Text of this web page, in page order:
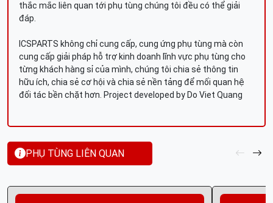
thắc mắc liên quan tới phụ tùng chúng tôi đều có thể giải
đáp.
ICSPARTS không chỉ cung cấp, cung ứng phụ tùng mà còn
cung cấp giải pháp hỗ trợ kinh doanh lĩnh vực phụ tùng cho
từng khách hàng sỉ của mình, chúng tôi chia sẻ thông tin
hữu ích, chia sẻ cơ hội và chia sẻ nền tảng để mối quan hệ
đối tác bền chặt hơn. Project developed by Do Viet Quang
PHỤ TÙNG LIÊN QUAN